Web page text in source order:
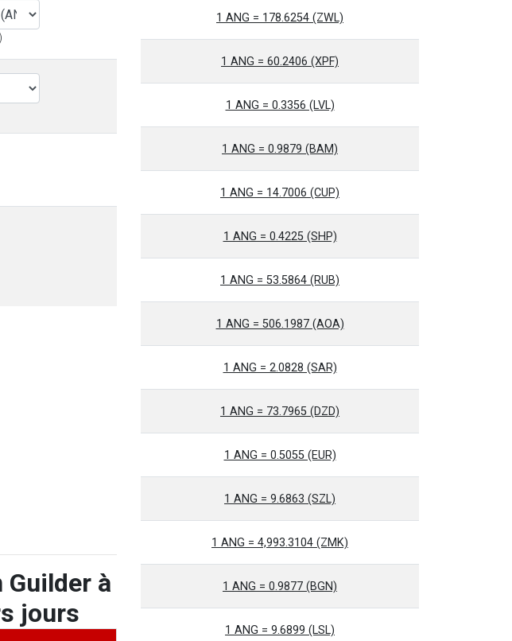
Guilder à
jours
1 ANG = 178.6254 (ZWL)
1 ANG = 60.2406 (XPF)
1 ANG = 0.3356 (LVL)
1 ANG = 0.9879 (BAM)
1 ANG = 14.7006 (CUP)
1 ANG = 0.4225 (SHP)
1 ANG = 53.5864 (RUB)
1 ANG = 506.1987 (AOA)
1 ANG = 2.0828 (SAR)
1 ANG = 73.7965 (DZD)
1 ANG = 0.5055 (EUR)
1 ANG = 9.6863 (SZL)
1 ANG = 4,993.3104 (ZMK)
1 ANG = 0.9877 (BGN)
1 ANG = 9.6899 (LSL)